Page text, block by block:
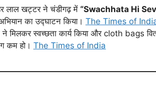
लाल खट्टर ने चंडीगढ़ में “Swachhata Hi
का उद्घाटन किया। The Times of
ने मिलकर स्वच्छता कार्य किया और cloth bags
कम हो। The Times of India